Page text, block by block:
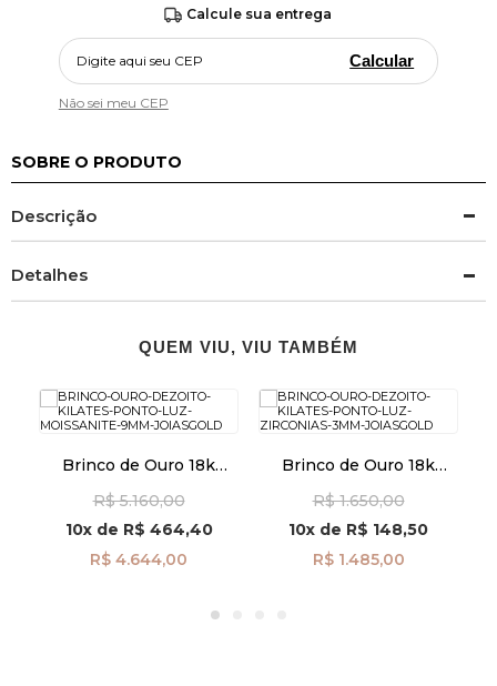
Calcule sua entrega
Calcular
Não sei meu CEP
SOBRE O PRODUTO
Descrição
Detalhes
QUEM VIU, VIU TAMBÉM
Brinco de Ouro 18k
de 9mm br29008
R$ 5.160,00
10xde R$ 464,40
R$ 4.644,00
Brinco de Ouro 18k
Zircônias de 3mm
br29288
R$ 1.650,00
10x de R$ 148,50
R$ 1.485,00